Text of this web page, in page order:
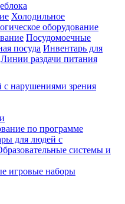
Холодильное
оборудование
Посудомоечные
посуда Инвентарь для
Линии раздачи питания
нарушениями зрения
по программе
для людей с
системы и
игровые наборы